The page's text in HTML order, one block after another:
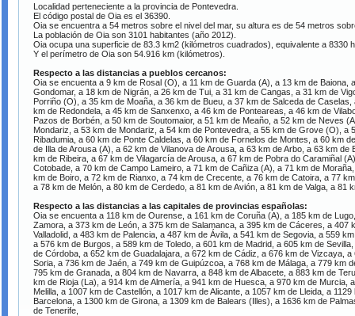
Localidad perteneciente a la provincia de Pontevedra.
El código postal de Oia es el 36390.
Oia se encuentra a 54 metros sobre el nivel del mar, su altura es de 54 metros
La población de Oia son 3101 habitantes (año 2012).
Oia ocupa una superficie de 83.3 km2 (kilómetros cuadrados), equivalente a 8330
Y el perímetro de Oia son 54.916 km (kilómetros).
Respecto a las distancias a pueblos cercanos:
Oia se encuenta a 9 km de Rosal (O), a 11 km de Guarda (A), a 13 km de Baiona,
Gondomar, a 18 km de Nigrán, a 26 km de Tui, a 31 km de Cangas, a 31 km de
Porriño (O), a 35 km de Moaña, a 36 km de Bueu, a 37 km de Salceda de
km de Redondela, a 45 km de Sanxenxo, a 46 km de Ponteareas, a 46 km de
Pazos de Borbén, a 50 km de Soutomaior, a 51 km de Meaño, a 52 km de Neves
Mondariz, a 53 km de Mondariz, a 54 km de Pontevedra, a 55 km de Grove (O), a
Ribadumia, a 60 km de Ponte Caldelas, a 60 km de Fornelos de Montes, a 60 km
de Illa de Arousa (A), a 62 km de Vilanova de Arousa, a 63 km de Arbo, a 63 km de
km de Ribeira, a 67 km de Vilagarcía de Arousa, a 67 km de Pobra do Caramiñal
Cotobade, a 70 km de Campo Lameiro, a 71 km de Cañiza (A), a 71 km de
km de Boiro, a 72 km de Rianxo, a 74 km de Crecente, a 76 km de Catoira, a 77
a 78 km de Melón, a 80 km de Cerdedo, a 81 km de Avión, a 81 km de Valga, a 81
Respecto a las distancias a las capitales de provincias españolas:
Oia se encuenta a 118 km de Ourense, a 161 km de Coruña (A), a 185 km de
Zamora, a 373 km de León, a 375 km de Salamanca, a 395 km de Cáceres, a 407
Valladolid, a 483 km de Palencia, a 487 km de Ávila, a 541 km de Segovia, a 559
a 576 km de Burgos, a 589 km de Toledo, a 601 km de Madrid, a 605 km de
de Córdoba, a 652 km de Guadalajara, a 672 km de Cádiz, a 676 km de Vizcaya,
Soria, a 736 km de Jaén, a 749 km de Guipúzcoa, a 768 km de Málaga, a 779 km
795 km de Granada, a 804 km de Navarra, a 848 km de Albacete, a 883 km de
km de Rioja (La), a 914 km de Almería, a 941 km de Huesca, a 970 km de Murcia,
Melilla, a 1007 km de Castellón, a 1017 km de Alicante, a 1057 km de Lleida, a
Barcelona, a 1300 km de Girona, a 1309 km de Balears (Illes), a 1636 km de
de Tenerife,